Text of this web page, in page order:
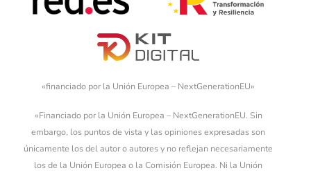
«financiado por la Unión Europea – NextGenerationEU»
«Financiado por la Unión Europea – NextGenerationEU. Sin
embargo, los puntos de vista y las opiniones expresadas son
únicamente los del autor o autores y no reflejan necesariamente
los de la Unión Europea o la Comisión Europea. Ni la Unión